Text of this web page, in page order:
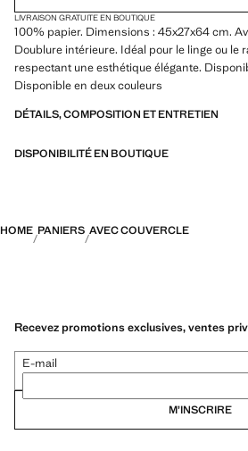
LIVRAISON GRATUITE EN BOUTIQUE
100% papier. Dimensions : 45x27x64 cm.
Doublure intérieure. Idéal pour le linge ou le
respectant une esthétique élégante.
Disponible en deux couleurs
DÉTAILS, COMPOSITION ET ENTRETIEN
DISPONIBILITÉ EN BOUTIQUE
HOME PANIERS AVEC COUVERCLE
Recevez promotions exclusives, ventes
E-mail
M’INSCRIRE